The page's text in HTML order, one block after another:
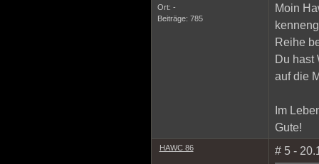
Ort: -
Beiträge: 785
Moin
Reihe
Du hast
auf die
Im
Gute!
HAWC 86 # 5 -